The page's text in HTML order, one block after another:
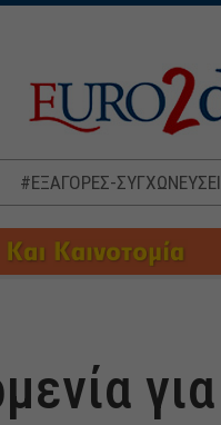
#ΕΞΑΓΟΡΕΣ-